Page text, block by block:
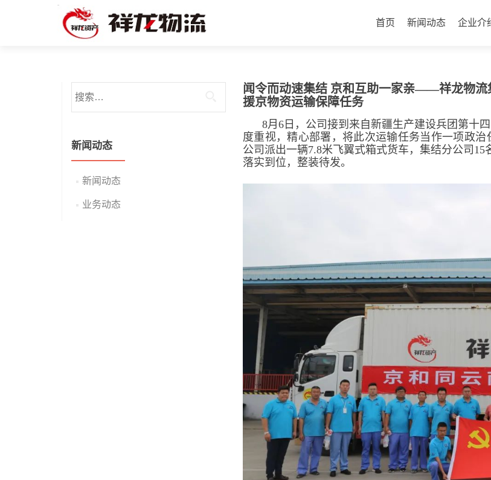
首页 新闻动态 企业介
新闻动态
新闻动态
业务动态
闻令而动速集结 京和互助一家亲——祥龙物流
援京物资运输保障任务
8月6日，公司接到来自新疆生产建设兵团第十
度重视，精心部署，将此次运输任务当作一项政
公司派出一辆7.8米飞翼式箱式货车，集结分公司
落实到位，整装待发。